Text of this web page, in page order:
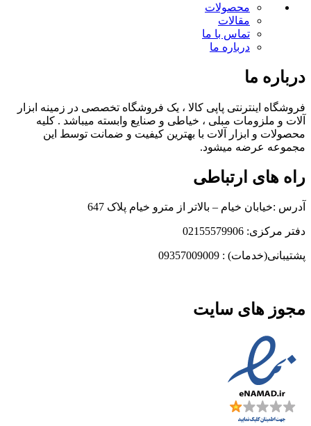
محصولات
مقالات
تماس با ما
درباره ما
درباره ما
فروشگاه اینترنتی پاپی کالا ، یک فروشگاه تخصصی در زمینه ابزار
آلات و ملزومات مبلی ، خیاطی و صنایع وابسته میباشد . کلیه
محصولات و ابزار آلات با بهترین کیفیت و ضمانت توسط این
مجموعه عرضه میشود.
راه های ارتباطی
آدرس :خیابان خیام – بالاتر از مترو خیام پلاک 647
دفتر مرکزی: 02155579906
پشتیبانی(خدمات) : 09357009009
مجوز های سایت